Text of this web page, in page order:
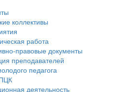
коллективы
работа
правовые документы
преподавателей
педагога
деятельность